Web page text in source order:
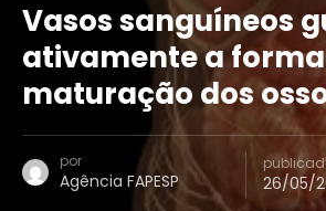
Vasos sanguíneos
ativamente a
maturação dos
por
Agência FAPESP 26/05/